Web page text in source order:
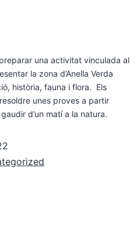
una activitat vinculada al
la zona d’Anella Verda
història, fauna i flora. Els
unes proves a partir
d’un matí a la natura.